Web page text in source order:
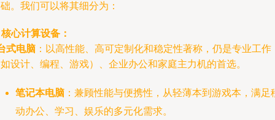
。我们可以将其细分为：
心计算设备：
式电脑 ：以高性能、高可定制化和稳定性著称，仍是专业工作
设计、编程、游戏）、企业办公和家庭主力机的首选。
笔记本电脑 ：兼顾性能与便携性，从轻薄本到游戏本，满足
动办公、学习、娱乐的多元化需求。